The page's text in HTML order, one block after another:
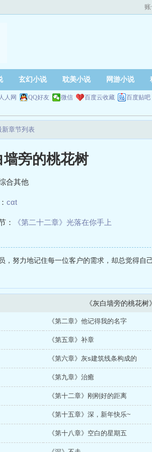
账
玄幻小说 耽美小说 网游小说
人人网 QQ好友 微信 百度云收藏 百度贴吧
新章节列表
墙旁的桃花树
合其他
cαt
： 《第二十二章》光落在你手上
，努力地记住每一位客户的需求，却总觉得自
《灰白墙旁的桃花树
《第二章》他记得我的名字
《第五章》补章
《第六章》灰s建筑线条构成的
《第九章》治癒
《第十二章》刚刚好的距离
《第十五章》深，新年快乐~
《第十八章》空白的星期五